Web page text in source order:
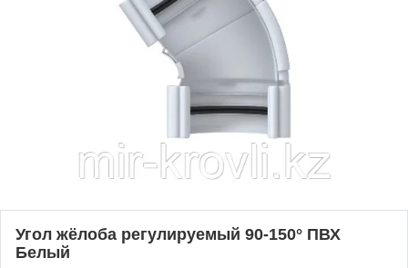
Угол жёлоба регулируемый 90-150° ПВХ
Белый